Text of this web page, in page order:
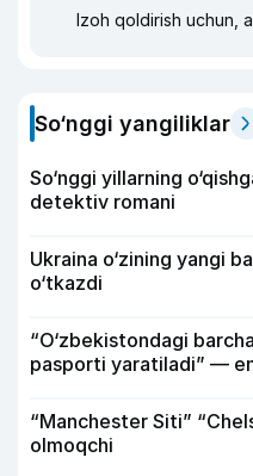
Izoh qoldirish uchun,
So‘nggi yangiliklar
So‘nggi yillarning
detektiv romani
Ukraina o‘zining yangi
o‘tkazdi
“O‘zbekistondagi
pasporti yaratiladi” —
“Manchester Siti”
olmoqchi